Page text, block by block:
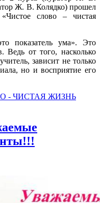
Ж. В. Колядко) прошел
слово – чистая
показатель ума». Это
Ведь от того, насколько
зависит не только
но и восприятие его
- ЧИСТАЯ ЖИЗНЬ